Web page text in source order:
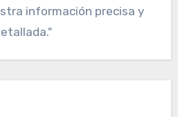
información precisa y